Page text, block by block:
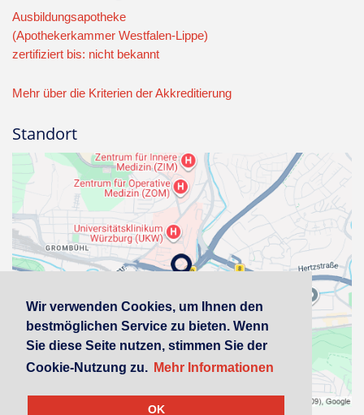
Wir verwenden Cookies, um Ihnen den
bestmöglichen Service zu bieten. Wenn
Sie diese Seite nutzen, stimmen Sie der
Cookie-Nutzung zu. Mehr Informationen
OK
Ausbildungsapotheke
(Apothekerkammer Westfalen-Lippe)
zertifiziert bis: nicht bekannt
Mehr über die Kriterien der Akkreditierung
Standort